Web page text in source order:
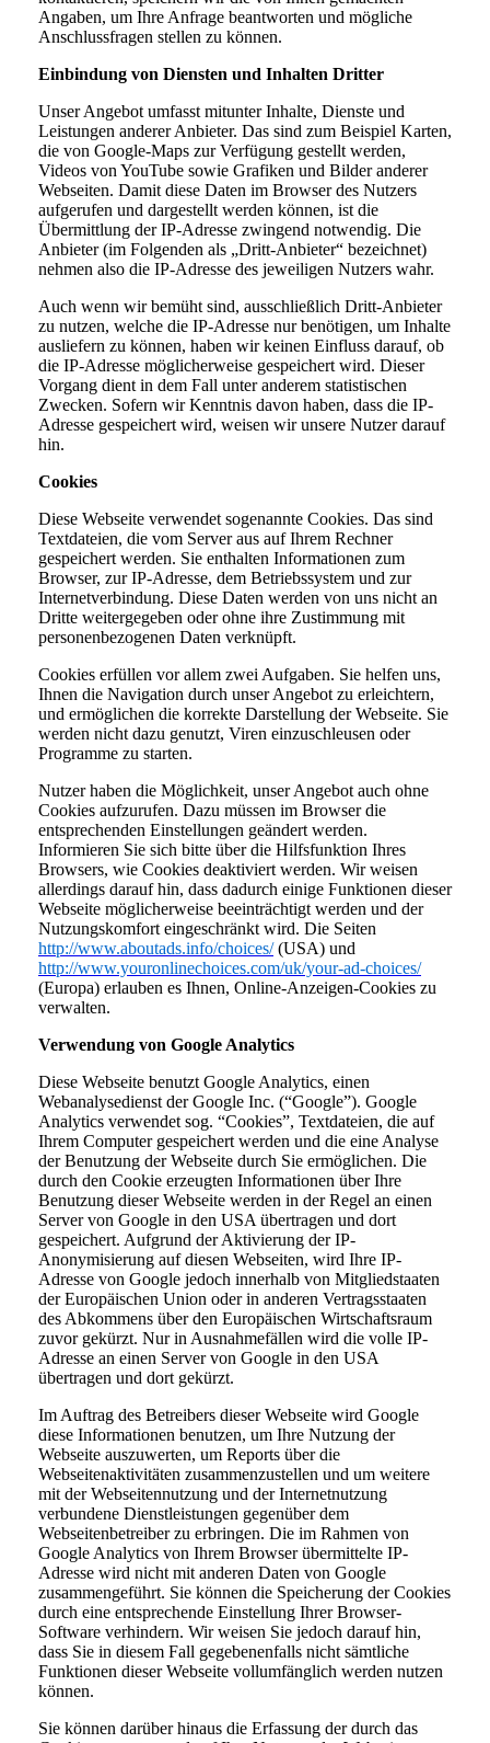
Angaben, um Ihre Anfrage beantworten und mögliche
Anschlussfragen stellen zu können.
Einbindung von Diensten und Inhalten Dritter
Unser Angebot umfasst mitunter Inhalte, Dienste und
Leistungen anderer Anbieter. Das sind zum Beispiel Karten,
die von Google-Maps zur Verfügung gestellt werden,
Videos von YouTube sowie Grafiken und Bilder anderer
Webseiten. Damit diese Daten im Browser des Nutzers
aufgerufen und dargestellt werden können, ist die
Übermittlung der IP-Adresse zwingend notwendig. Die
Anbieter (im Folgenden als „Dritt-Anbieter“ bezeichnet)
nehmen also die IP-Adresse des jeweiligen Nutzers wahr.
Auch wenn wir bemüht sind, ausschließlich Dritt-Anbieter
zu nutzen, welche die IP-Adresse nur benötigen, um Inhalte
ausliefern zu können, haben wir keinen Einfluss darauf, ob
die IP-Adresse möglicherweise gespeichert wird. Dieser
Vorgang dient in dem Fall unter anderem statistischen
Zwecken. Sofern wir Kenntnis davon haben, dass die IP-
Adresse gespeichert wird, weisen wir unsere Nutzer darauf
hin.
Cookies
Diese Webseite verwendet sogenannte Cookies. Das sind
Textdateien, die vom Server aus auf Ihrem Rechner
gespeichert werden. Sie enthalten Informationen zum
Browser, zur IP-Adresse, dem Betriebssystem und zur
Internetverbindung. Diese Daten werden von uns nicht an
Dritte weitergegeben oder ohne ihre Zustimmung mit
personenbezogenen Daten verknüpft.
Cookies erfüllen vor allem zwei Aufgaben. Sie helfen uns,
Ihnen die Navigation durch unser Angebot zu erleichtern,
und ermöglichen die korrekte Darstellung der Webseite. Sie
werden nicht dazu genutzt, Viren einzuschleusen oder
Programme zu starten.
Nutzer haben die Möglichkeit, unser Angebot auch ohne
Cookies aufzurufen. Dazu müssen im Browser die
entsprechenden Einstellungen geändert werden.
Informieren Sie sich bitte über die Hilfsfunktion Ihres
Browsers, wie Cookies deaktiviert werden. Wir weisen
allerdings darauf hin, dass dadurch einige Funktionen dieser
Webseite möglicherweise beeinträchtigt werden und der
Nutzungskomfort eingeschränkt wird. Die Seiten
http://www.aboutads.info/choices/(USA) und
http://www.youronlinechoices.com/uk/your-ad-choices/
(Europa) erlauben es Ihnen, Online-Anzeigen-Cookies zu
verwalten.
Verwendung von Google Analytics
Diese Webseite benutzt Google Analytics, einen
Webanalysedienst der Google Inc. (“Google”). Google
Analytics verwendet sog. “Cookies”, Textdateien, die auf
Ihrem Computer gespeichert werden und die eine Analyse
der Benutzung der Webseite durch Sie ermöglichen. Die
durch den Cookie erzeugten Informationen über Ihre
Benutzung dieser Webseite werden in der Regel an einen
Server von Google in den USA übertragen und dort
gespeichert. Aufgrund der Aktivierung der IP-
Anonymisierung auf diesen Webseiten, wird Ihre IP-
Adresse von Google jedoch innerhalb von Mitgliedstaaten
der Europäischen Union oder in anderen Vertragsstaaten
des Abkommens über den Europäischen Wirtschaftsraum
zuvor gekürzt. Nur in Ausnahmefällen wird die volle IP-
Adresse an einen Server von Google in den USA
übertragen und dort gekürzt.
Im Auftrag des Betreibers dieser Webseite wird Google
diese Informationen benutzen, um Ihre Nutzung der
Webseite auszuwerten, um Reports über die
Webseitenaktivitäten zusammenzustellen und um weitere
mit der Webseitennutzung und der Internetnutzung
verbundene Dienstleistungen gegenüber dem
Webseitenbetreiber zu erbringen. Die im Rahmen von
Google Analytics von Ihrem Browser übermittelte IP-
Adresse wird nicht mit anderen Daten von Google
zusammengeführt. Sie können die Speicherung der Cookies
durch eine entsprechende Einstellung Ihrer Browser-
Software verhindern. Wir weisen Sie jedoch darauf hin,
dass Sie in diesem Fall gegebenenfalls nicht sämtliche
Funktionen dieser Webseite vollumfänglich werden nutzen
können.
Sie können darüber hinaus die Erfassung der durch das